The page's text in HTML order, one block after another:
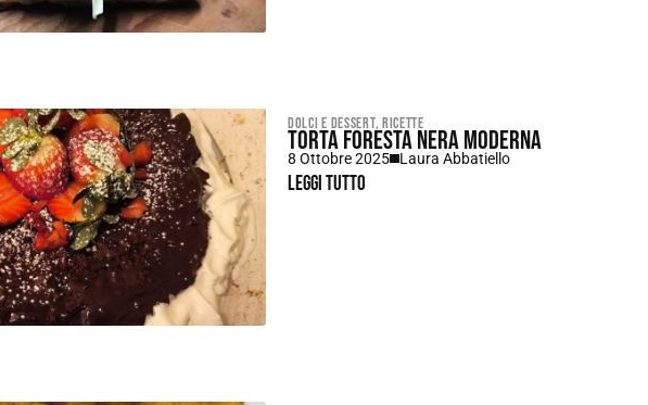
Dolci e dessert, Ricette
Torta foresta nera moderna
8 Ottobre 2025 Laura Abbatiello
Leggi tutto